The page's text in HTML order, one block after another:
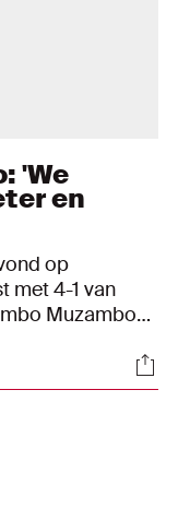
'We
en
op
met 4-1 van
Muzambo
"We kunnen